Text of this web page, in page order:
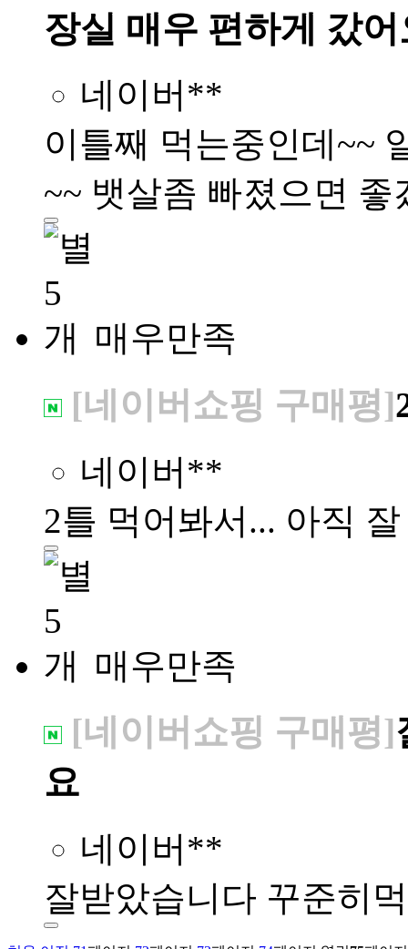
장실 매우 편하게 갔
네이버**
이틀째 먹는중인데~~
~~ 뱃살좀 빠졌으면 좋
매우만족
[네이버쇼핑 구매평]
네이버**
2틀 먹어봐서... 아직
매우만족
[네이버쇼핑 구매평]
요
네이버**
잘받았습니다 꾸준히